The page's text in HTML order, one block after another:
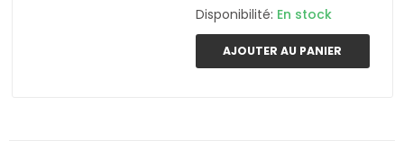
Disponibilité: En stock
AJOUTER AU PANIER